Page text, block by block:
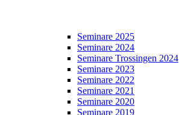
Seminare 2025
Seminare 2024
Seminare Trossingen 2024
Seminare 2023
Seminare 2022
Seminare 2021
Seminare 2020
Seminare 2019